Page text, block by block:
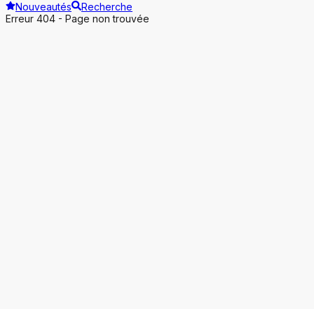
Nouveautés
Recherche
Erreur 404 - Page non trouvée